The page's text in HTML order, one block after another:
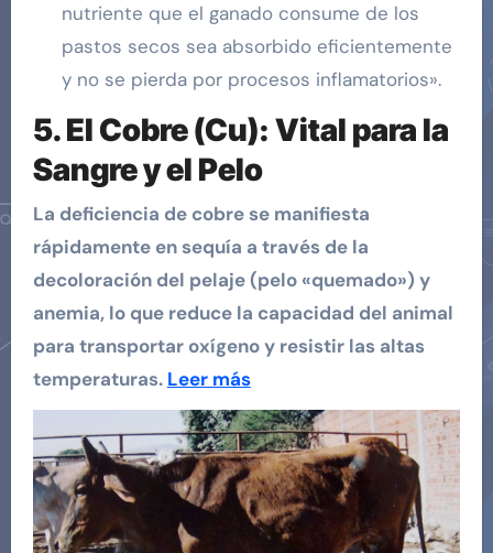
nutriente que el ganado consume de los
pastos secos sea absorbido eficientemente
y no se pierda por procesos inflamatorios».
5.El Cobre (Cu): Vital para la
Sangre y el Pelo
La deficiencia de cobre se manifiesta
rápidamente en sequía a través de la
decoloración del pelaje (pelo «quemado») y
anemia, lo que reduce la capacidad del animal
para transportar oxígeno y resistir las altas
temperaturas. Leer más